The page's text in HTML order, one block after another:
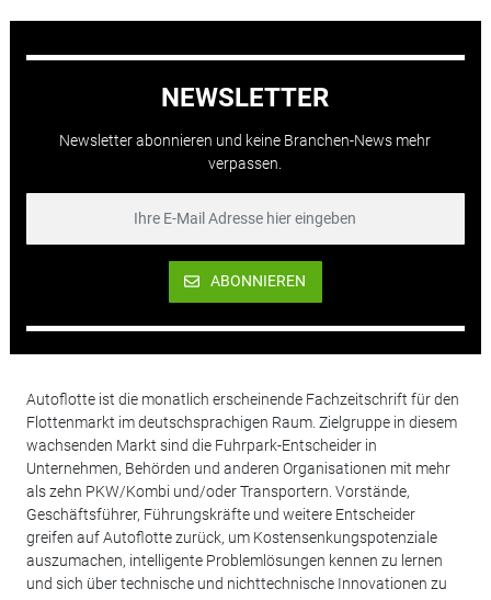
NEWSLETTER
Newsletter abonnieren und keine Branchen-News mehr
verpassen.
ABONNIEREN
Autoflotte ist die monatlich erscheinende Fachzeitschrift für den
Flottenmarkt im deutschsprachigen Raum. Zielgruppe in diesem
wachsenden Markt sind die Fuhrpark-Entscheider in
Unternehmen, Behörden und anderen Organisationen mit mehr
als zehn PKW/Kombi und/oder Transportern. Vorstände,
Geschäftsführer, Führungskräfte und weitere Entscheider
greifen auf Autoflotte zurück, um Kostensenkungspotenziale
auszumachen, intelligente Problemlösungen kennen zu lernen
und sich über technische und nichttechnische Innovationen zu